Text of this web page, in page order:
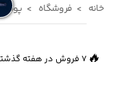
خانه فروشگاه
🔥 7 فروش در هفته گذشته